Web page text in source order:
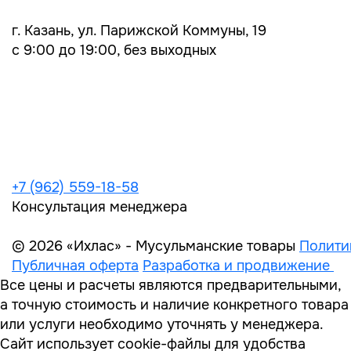
г. Казань, ул. Парижской Коммуны, 19
с 9:00 до 19:00, без выходных
+7 (962) 559-18-58
Консультация менеджера
© 2026 «Ихлас» - Мусульманские товары
Публичная оферта Разработка и продвижение
Все цены и расчеты являются предварительными,
а точную стоимость и наличие конкретного товара
или услуги необходимо уточнять у менеджера.
Сайт использует cookie-файлы для удобства